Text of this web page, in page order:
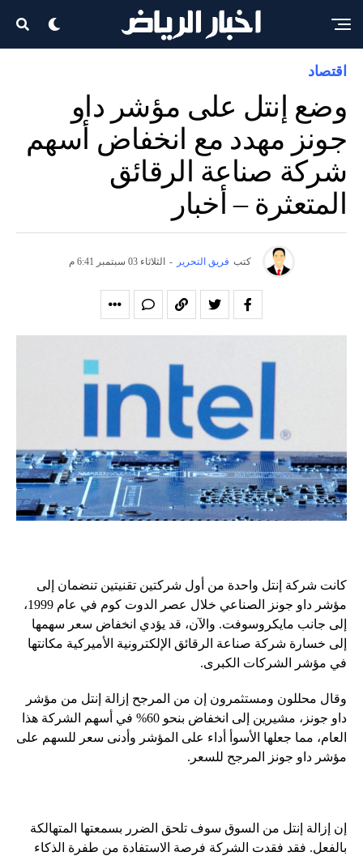
اقتصاد
وضع إنتل على مؤشر داو
جونز مهدد مع انخفاض أسهم
شركة صناعة الرقائق
المتعثرة – أخبار
كتب فريق التحرير - الثلاثاء 03 سبتمبر 6:41 م
كانت شركة إنتل واحدة من أول شركتين تقنيتين تنضمان إلى
مؤشر داو جونز الصناعي خلال عصر الدوت كوم في عام 1999،
إلى جانب مايكروسوفت. والآن، قد يؤدي انخفاض سعر سهمها
إلى خسارة شركة صناعة الرقائق الإلكترونية الأميركية مكانتها
في مؤشر الشركات الكبرى.
وقال محللون ومستثمرون إن من المرجح إزالة إنتل من مؤشر
داو جونز، مشيرين إلى انخفاض بنحو 60% في أسهم الشركة هذا
العام، مما جعلها الأسوأ أداء على المؤشر وأدنى سعر للسهم على
مؤشر داو جونز المرجح للسعر.
إن إزالة إنتل من السوق سوف تلحق الضرر بسمعتها المتهالكة
بالفعل. فقد فقدت الشركة فرصة الاستفادة من طفرة الذكاء